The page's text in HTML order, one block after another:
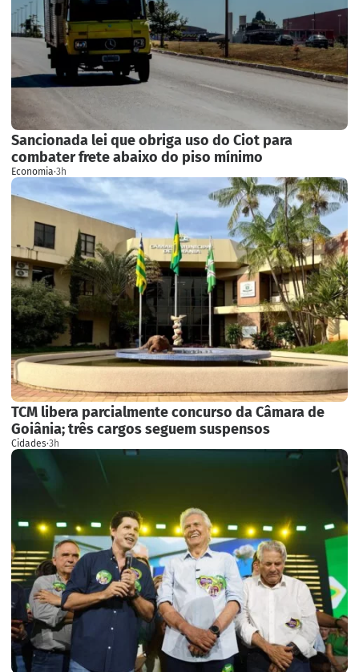
Sancionada lei que obriga uso do Ciot para
combater frete abaixo do piso mínimo
Economia·3h
TCM libera parcialmente concurso da Câmara de
Goiânia; três cargos seguem suspensos
Cidades·3h